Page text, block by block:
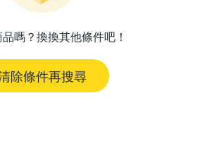
嗎？換換其他條件吧！
除條件再搜尋